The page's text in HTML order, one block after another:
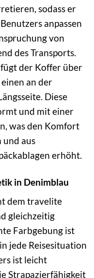
sodass er
anpassen
von
des Transports.
der Koffer über
an der
Diese
und mit einer
was den Komfort
und aus
erhöht.
in Denimblau
dem travelite
gleichzeitig
Farbgebung ist
jede Reisesituation
ist leicht
Strapazierfähigkeit